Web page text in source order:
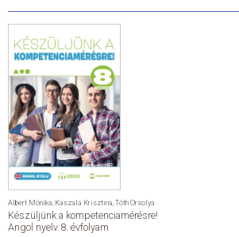
Albert Mónika Kaszala Krisztina Tóth Orsolya
Készüljünk a kompetenciamérésre!
Angol nyelv 8. évfolyam
GRIMM SZÓTÁR
DREAM KÖNYVEK
E-KÖNYVEK
AKCIÓ
SEGÍTHETEK?
HÍREK